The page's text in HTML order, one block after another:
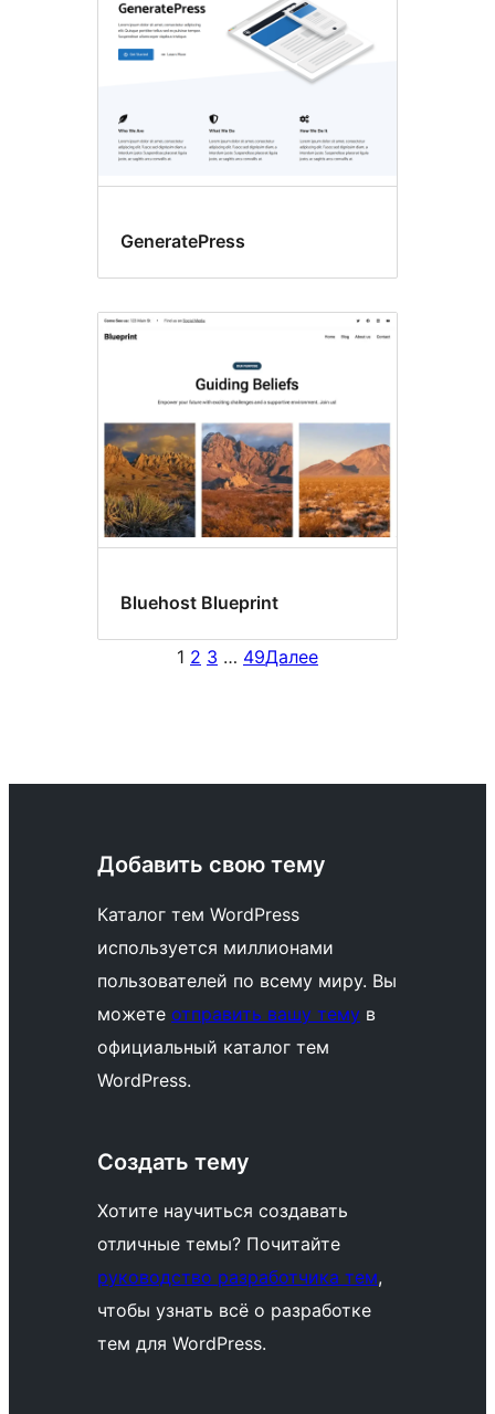
GeneratePress
Bluehost Blueprint
1 2 3 … 49Далее
Добавить свою тему
Каталог тем WordPress
используется миллионами
пользователей по всему миру. Вы
можете отправить вашу тему в
официальный каталог тем
WordPress.
Создать тему
Хотите научиться создавать
отличные темы? Почитайте
руководство разработчика тем,
чтобы узнать всё о разработке
тем для WordPress.